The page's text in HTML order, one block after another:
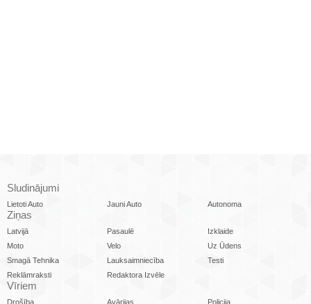
Sludinājumi
Lietoti Auto Jauni Auto Autonoma
Ziņas
Latvijā Pasaulē
Izklaide
Moto
Velo
Uz Ūdens
Smagā Tehnika
Lauksaimniecība
Testi
Reklāmraksti
Redaktora Izvēle
Vīriem
Drošība Avārijas
Policija